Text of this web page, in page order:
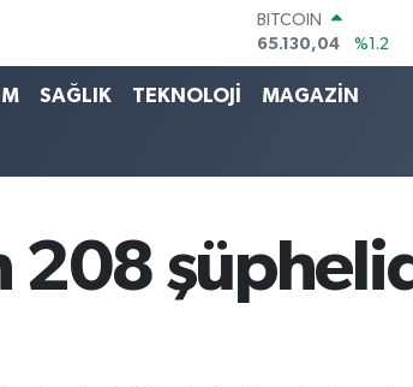
BITCOIN
65.130,04
%1.2
%0.17
EURO
64,4046
%0.35
BİST100
13.773
%-19
SAĞLIK TEKNOLOJİ MAGAZİN
208